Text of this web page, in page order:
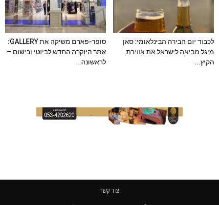
לכבוד יום הבירה הבינלאומי: סאן
מיגל מביאה לישראל את אווירת
הקיץ...
סופר-פארם משיקה את GALLERY:
אתר היוקרה החדש לביוטי ובישום –
לראשונה...
צור קשר